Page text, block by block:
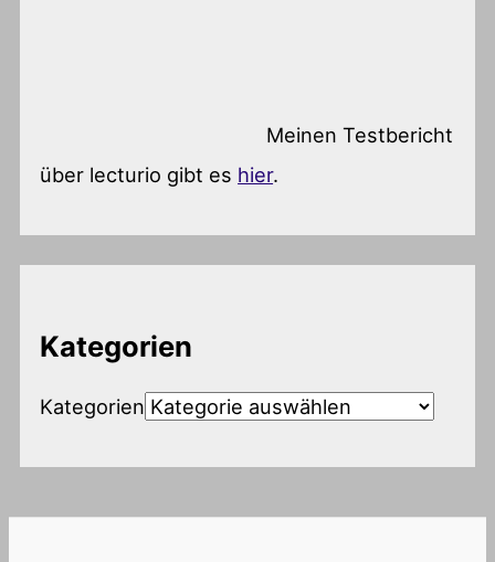
Meinen Testbericht
über lecturio gibt es hier.
Kategorien
Kategorien